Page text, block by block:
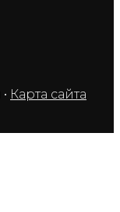
• Карта сайта